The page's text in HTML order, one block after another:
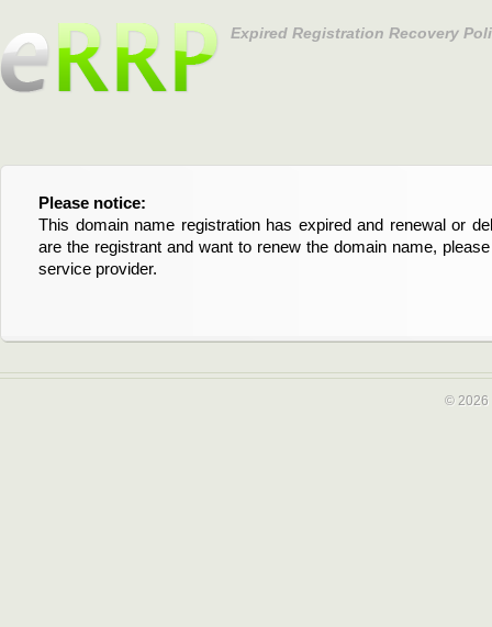
Expired Registration Recovery
Please notice:
This domain name registration has expired and renewal or
are the registrant and want to renew the domain name,
service provider.
Bitte beachten Sie:
Diese Domainregistrierung ist abgelaufen und die
Domain stehen an. Wenn Sie der Registrant sind und
verlängern möchten, kontaktieren Sie bitte Ihren Service-
© 2026